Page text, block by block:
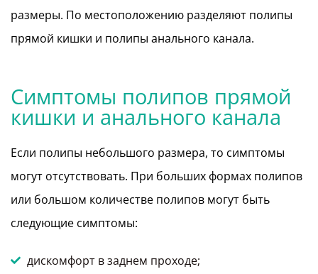
размеры. По местоположению разделяют полипы
прямой кишки и полипы анального канала.
Симптомы полипов прямой
кишки и анального канала
Если полипы небольшого размера, то симптомы
могут отсутствовать. При больших формах полипов
или большом количестве полипов могут быть
следующие симптомы:
дискомфорт в заднем проходе;